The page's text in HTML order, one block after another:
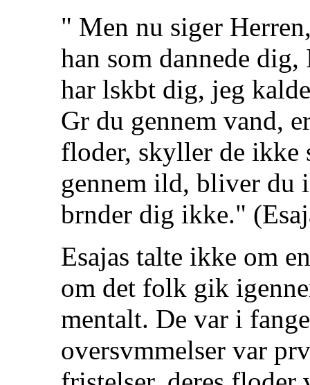
" Men nu siger
han som dannede
har lskbt dig, jeg
Gr du gennem vand,
floder, skyller de ikke
gennem ild, bliver du
brnder dig ikke."
Esajas talte ikke om
om det folk gik
mentalt. De var i
oversvmmelser var